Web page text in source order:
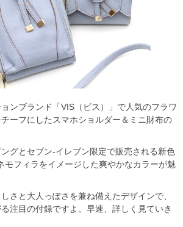
ンブランド「VIS（ビス）」で人気のフラワ
ーフにしたスマホショルダー＆ミニ財布の
グとセブン‐イレブン限定で販売される新色
モフィラをイメージした爽やかなカラーが魅
さと大人っぽさを兼ね備えたデザインで、
注目の付録ですよ。早速、詳しく見ていき